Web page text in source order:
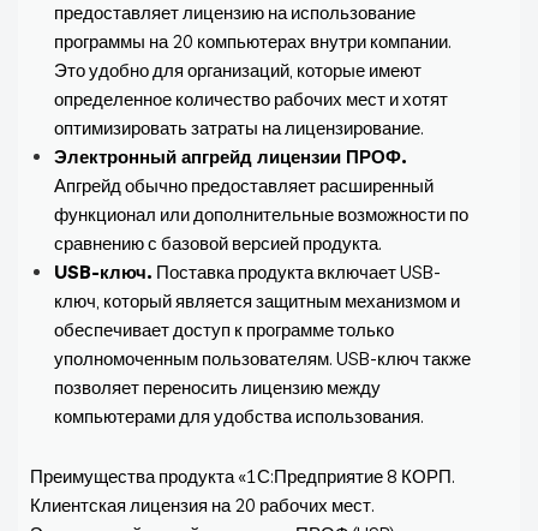
предоставляет лицензию на использование
программы на 20 компьютерах внутри компании.
Это удобно для организаций, которые имеют
определенное количество рабочих мест и хотят
оптимизировать затраты на лицензирование.
Электронный апгрейд лицензии ПРОФ.
Апгрейд обычно предоставляет расширенный
функционал или дополнительные возможности по
сравнению с базовой версией продукта.
USB-ключ. Поставка продукта включает USB-
ключ, который является защитным механизмом и
обеспечивает доступ к программе только
уполномоченным пользователям. USB-ключ также
позволяет переносить лицензию между
компьютерами для удобства использования.
Преимущества продукта «1С:Предприятие 8 КОРП.
Клиентская лицензия на 20 рабочих мест.